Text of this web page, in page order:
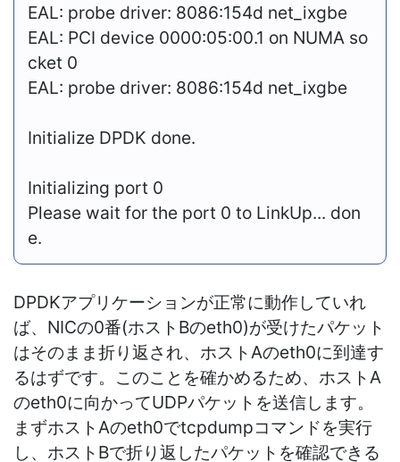
EAL: probe driver: 8086:154d net_ixgbe
EAL: PCI device 0000:05:00.1 on NUMA so
cket 0
EAL: probe driver: 8086:154d net_ixgbe
Initialize DPDK done.
Initializing port 0
Please wait for the port 0 to LinkUp... don
e.
DPDKアプリケーションが正常に動作していれ
ば、NICの0番(ホストBのeth0)が受けたパケット
はそのまま折り返され、ホストAのeth0に到達す
るはずです。このことを確かめるため、ホストA
のeth0に向かってUDPパケットを送信します。
まずホストAのeth0でtcpdumpコマンドを実行
し、ホストBで折り返したパケットを確認できる